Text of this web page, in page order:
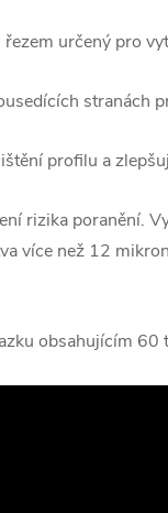
určený pro
stranách
profilu a
rizika poranění.
více než 12
obsahujícím 60